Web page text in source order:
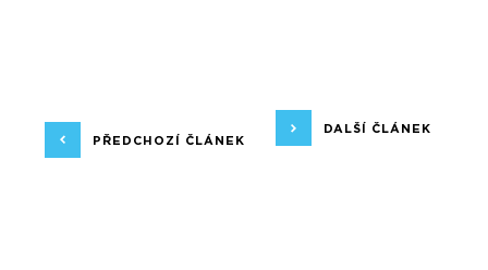
PŘEDCHOZÍ ČLÁNEK
DALŠÍ ČLÁNEK